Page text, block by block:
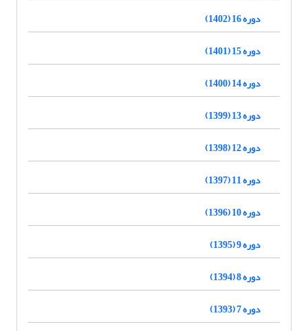
دوره 16 (1402)
دوره 15 (1401)
دوره 14 (1400)
دوره 13 (1399)
دوره 12 (1398)
دوره 11 (1397)
دوره 10 (1396)
دوره 9 (1395)
دوره 8 (1394)
دوره 7 (1393)